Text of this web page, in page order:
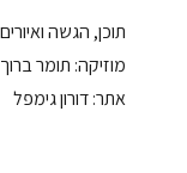
תוכן, הגשה
מוזיקה: תומר ברוך
אתר: דורון גימפל